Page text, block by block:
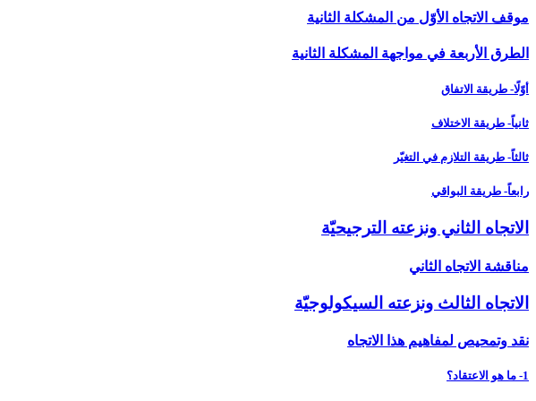
موقف الاتجاه الأوّل من المشكلة الثانية
الطرق الأربعة في مواجهة المشكلة الثانية
أوّلًا- طريقة الاتفاق
ثانياً- طريقة الاختلاف
ثالثاً- طريقة التلازم في التغيّر
رابعاً- طريقة البواقي
الاتجاه الثاني ونزعته الترجيحيّة
مناقشة الاتجاه الثاني
الاتجاه الثالث ونزعته السيكولوجيّة
نقد وتمحيص لمفاهيم هذا الاتجاه
1- ما هو الاعتقاد؟